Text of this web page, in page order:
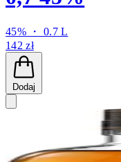
45% ・ 0.7 L
142 zł
Dodaj